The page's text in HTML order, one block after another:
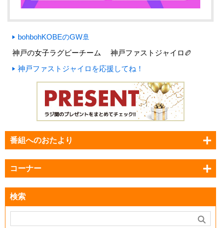
bohbohKOBEのGW🚢
神戸の女子ラグビーチーム 神戸ファストジャイロ🏉
神戸ファストジャイロを応援してね！
番組へのおたより
コーナー
検索